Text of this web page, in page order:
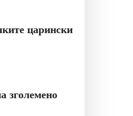
царински
зголемено